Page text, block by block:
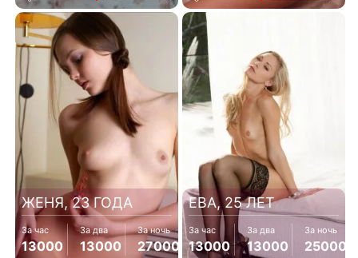
ЖЕНЯ, 23 ГОДА
За час
13000
За два
13000
За ночь
27000
ЕВА, 25 ЛЕТ
За час
13000
За два
13000
За ночь
25000